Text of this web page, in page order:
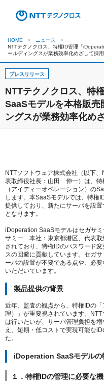
HOME
ニュース
NTTテクノクロス、特権ID管理「
ールディングスが業務効率化めざして採用
プレスリリース
NTTテクノクロス、特
SaaSモデルを本格販売
ングスが業務効率化め
NTTソフトウェア株式会社（以下
表取締役社長：山田 伸一）は、特
（アイディーオペレーション）の
します。本SaaSモデルでは、特権
提供しており、新たにサーバを設
となります。
iDoperation SaaSモデルはセガサ
サミー 本社：東京都港区、代表
されており、特権IDのパスワード
スの回避に貢献しています。セガ
ーバの設置が不要である点や、必
いただいています。
製品提供の背景
近年、監査の観点から、特権IDの
理）」が重要視されています。
は行いたいが、サーバ管理負担を
え、短期・低コストで実現可能な
た。
iDoperation SaaSモデルの
１．特権IDの管理に必要な